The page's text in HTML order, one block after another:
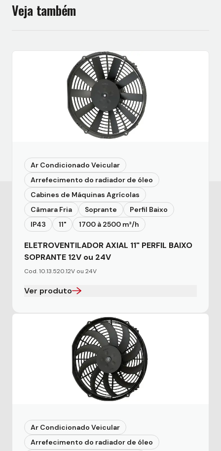
Veja também
Ar Condicionado Veicular
Arrefecimento do radiador de óleo
Cabines de Máquinas Agrícolas
Câmara Fria
Soprante
Perfil Baixo
IP43
11" 1700 à 2500 m³/h
ELETROVENTILADOR AXIAL 11" PERFIL BAIXO
SOPRANTE 12V ou 24V
Cod. 10.13.520.12V ou 24V
Ver produto
Ar Condicionado Veicular
Arrefecimento do radiador de óleo